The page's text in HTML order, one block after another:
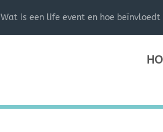
Wat is een life event en hoe beïnvloedt